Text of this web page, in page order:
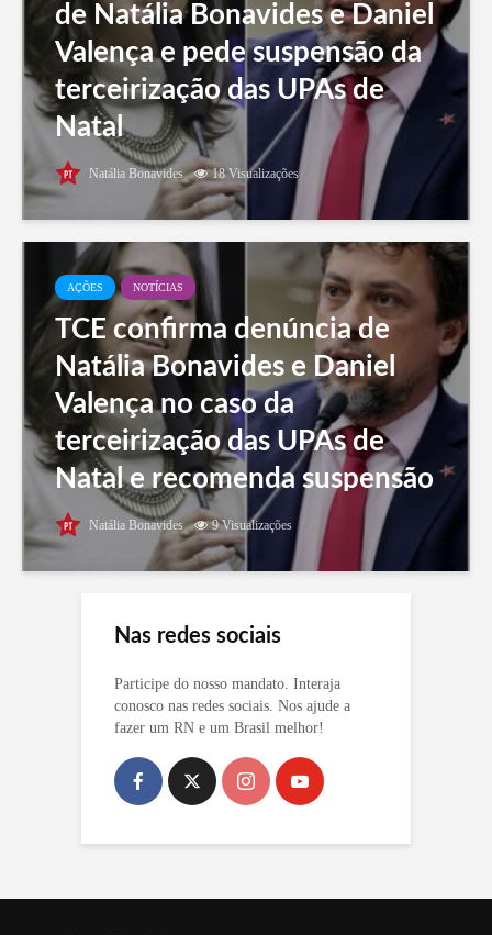
de Natália Bonavides e Daniel
Valença e pede suspensão da
terceirização das UPAs de
Natal
Natália Bonavides 18 Visualizações
AÇÕES NOTÍCIAS
TCE confirma denúncia de
Natália Bonavides e Daniel
Valença no caso da
terceirização das UPAs de
Natal e recomenda suspensão
de editais
Natália Bonavides 9 Visualizações
Nas redes sociais
Participe do nosso mandato. Interaja
conosco nas redes sociais. Nos ajude a
fazer um RN e um Brasil melhor!